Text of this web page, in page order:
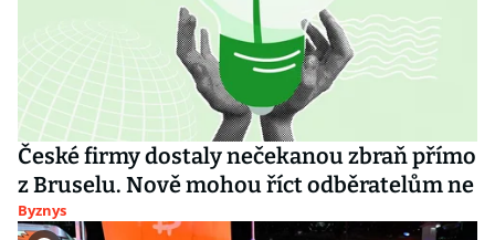
České firmy dostaly nečekanou zbraň přímo
z Bruselu. Nově mohou říct odběratelům ne
Byznys